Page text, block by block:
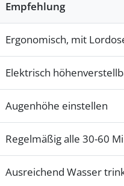
Empfehlung
Ergonomisch, mit
Elektrisch
Augenhöhe einstellen
Regelmäßig alle 30-60
Ausreichend Wasser